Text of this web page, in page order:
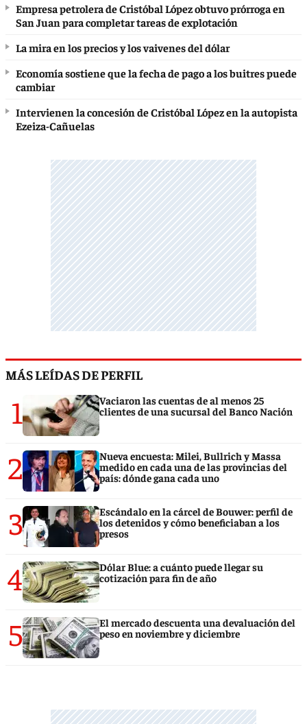
Empresa petrolera de Cristóbal López obtuvo prórroga en
San Juan para completar tareas de explotación
La mira en los precios y los vaivenes del dólar
Economía sostiene que la fecha de pago a los buitres puede
cambiar
Intervienen la concesión de Cristóbal López en la autopista
Ezeiza-Cañuelas
MÁS LEÍDAS DE PERFIL
1
Vaciaron las cuentas de al menos 25
clientes de una sucursal del Banco Nación
2
Nueva encuesta: Milei, Bullrich y Massa
medido en cada una de las provincias del
país: dónde gana cada uno
3
Escándalo en la cárcel de Bouwer: perfil de
los detenidos y cómo beneficiaban a los
presos
4
Dólar Blue: a cuánto puede llegar su
cotización para fin de año
5
El mercado descuenta una devaluación del
peso en noviembre y diciembre